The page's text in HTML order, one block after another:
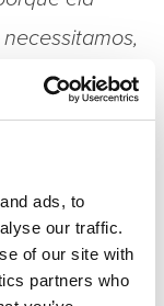
ads, to
our traffic.
of our site with
partners who
outra
plataforma.
de
e
da
de nosso